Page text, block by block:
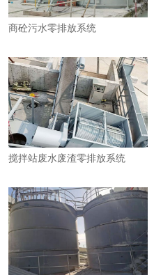
商砼污水零排放系统
搅拌站废水废渣零排放系统